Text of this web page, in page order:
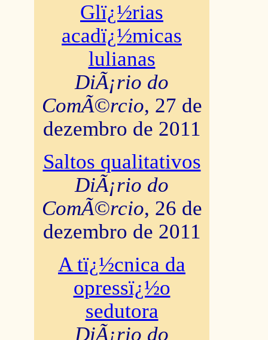
Glï¿½rias
acadï¿½micas
lulianas
DiÃ¡rio do
ComÃ©rcio, 27 de
dezembro de 2011
Saltos qualitativos
DiÃ¡rio do
ComÃ©rcio, 26 de
dezembro de 2011
A tï¿½cnica da
opressï¿½o
sedutora
DiÃ¡rio do